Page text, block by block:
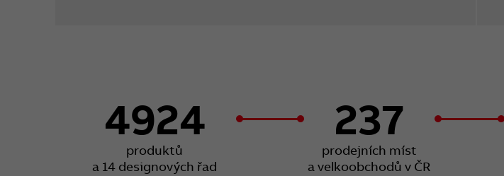
4924
produktů
a 14 designových řad
237
prodejních míst
a velkoobchodů v ČR